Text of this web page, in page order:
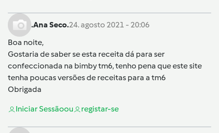
.Ana Seco.24. agosto 2021 - 20:06
Boa noite,
Gostaria de saber se esta receita dá para ser
confeccionada na bimby tm6, tenho pena que este site
tenha poucas versões de receitas para a tm6
Obrigada
Iniciar Sessãoou registar-se